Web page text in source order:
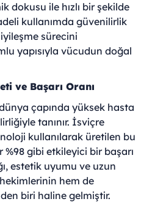
dokusu ile hızlı bir şekilde
kullanımda güvenilirlik
sürecini
yapısıyla vücudun doğal
ve Başarı Oranı
çapında yüksek hasta
tanınır. İsviçre
kullanılarak üretilen bu
gibi etkileyici bir başarı
estetik uyumu ve uzun
hem de
biri haline gelmiştir.